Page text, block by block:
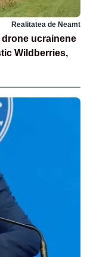
Realitatea de Neamt
drone ucrainene
Wildberries,